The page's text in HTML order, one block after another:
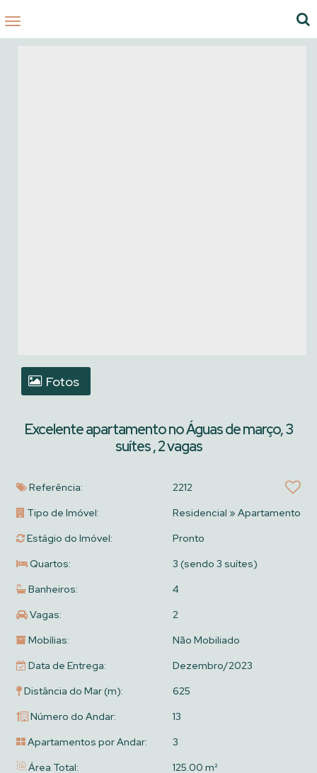
Fotos
Excelente apartamento no Águas de março, 3
suítes , 2 vagas
Referência:
2212
Tipo de Imóvel:
Residencial » Apartamento
Estágio do Imóvel:
Pronto
Quartos:
3 (sendo 3 suítes)
Banheiros:
4
Vagas:
2
Mobílias:
Não Mobiliado
Data de Entrega:
Dezembro/2023
Distância do Mar (m):
625
Número do Andar:
13
Apartamentos por Andar:
3
Área Total:
125.00 m²